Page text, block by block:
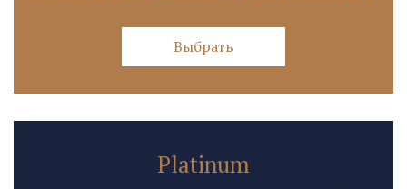
Выбрать
Platinum